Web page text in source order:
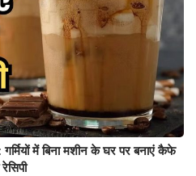
में बिना मशीन के घर पर बनाएं कैफे